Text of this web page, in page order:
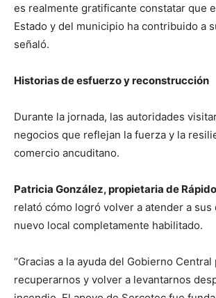
es realmente gratificante constatar que
Estado y del municipio ha contribuido a
señaló.
Historias de esfuerzo y reconstrucción
Durante la jornada, las autoridades
negocios que reflejan la fuerza y la
comercio ancuditano.
Patricia González, propietaria de
relató cómo logró volver a atender a sus
nuevo local completamente habilitado.
“Gracias a la ayuda del Gobierno Central
recuperarnos y volver a levantarnos